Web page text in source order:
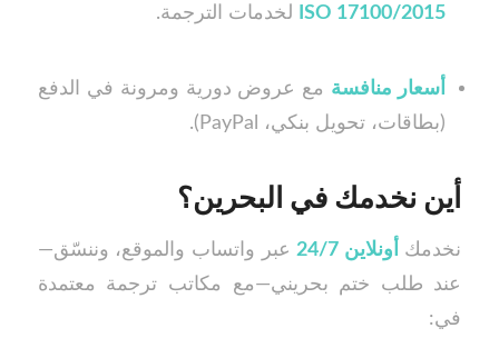
ISO 17100/2015 لخدمات الترجمة.
أسعار منافسة مع عروض دورية ومرونة في الدفع
(بطاقات، تحويل بنكي، PayPal).
أين نخدمك في البحرين؟
نخدمك أونلاين 24/7
عبر واتساب والموقع، وننسّق—
عند طلب ختم بحريني—مع مكاتب ترجمة معتمدة
في: